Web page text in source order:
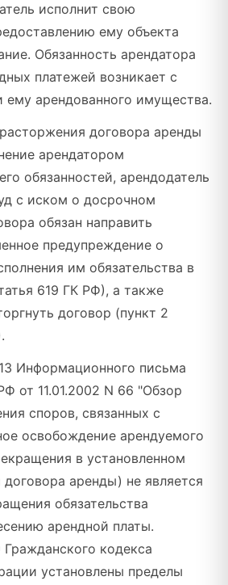
исполнит свою
ему объекта
Обязанность арендатора
платежей возникает с
ему арендованного имущества.
договора аренды
арендатором
обязанностей, арендодатель
с иском о досрочном
обязан направить
предупреждение о
им обязательства в
619 ГК РФ), а также
договор (пункт 2
Информационного письма
от 11.01.2002 N 66 "Обзор
споров, связанных с
освобождение арендуемого
в установленном
аренды) не является
обязательства
арендной платы.
кодекса
установлены пределы